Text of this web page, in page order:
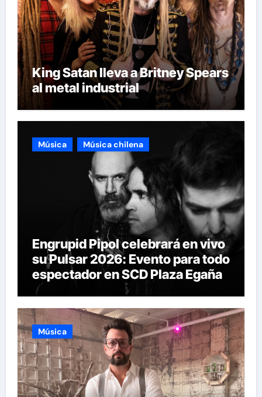
King Satan lleva a Britney Spears
al metal industrial
Música Música chilena
Engrupid Pipol celebrará en vivo
su Pulsar 2026: Evento para todo
espectador en SCD Plaza Egaña
Música